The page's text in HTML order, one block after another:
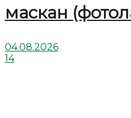
маскан
04.08.2026
14